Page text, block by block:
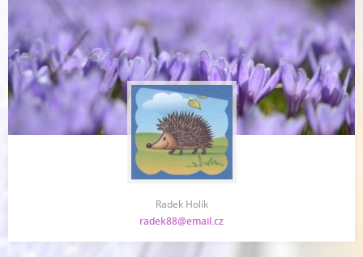
Radek Holík
radek88@email.cz